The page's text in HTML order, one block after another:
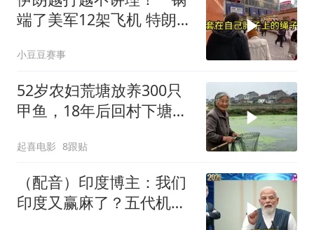
端了美军12架飞机 特朗普
小豆豆赛事
52岁农妇荒塘放养300只
甲鱼，18年后回村下塘瞬
起喜电影 8跟贴
（配音）印度博主：我们
印度又赢麻了？五代机还